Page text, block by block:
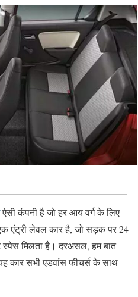
ऐसी कंपनी है जो हर आय वर्ग के लिए
एंट्री लेवल कार है, जो सड़क पर 24
मिलता है। दरअसल, हम बात
कार सभी एडवांस फीचर्स के साथ